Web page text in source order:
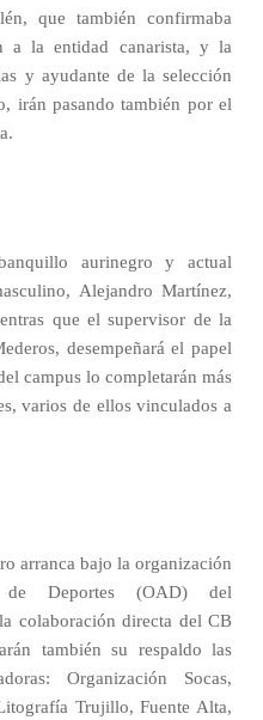
que también confirmaba
a la entidad canarista, y la
y ayudante de la selección
irán pasando también por el
aurinegro y actual
Alejandro Martínez,
que el supervisor de la
desempeñará el papel
campus lo completarán más
varios de ellos vinculados a
arranca bajo la organización
de Deportes (OAD) del
colaboración directa del CB
también su respaldo las
Organización Socas,
Trujillo, Fuente Alta,